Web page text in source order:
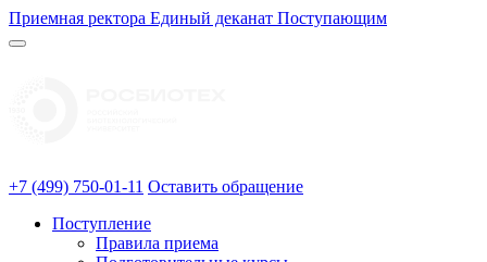
Приемная ректора Единый деканат Поступающим
+7 (499) 750-01-11 Оставить обращение
Поступление
Правила приема